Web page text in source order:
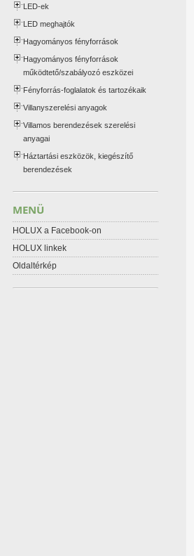
LED-ek
LED meghajtók
Hagyományos fényforrások
Hagyományos fényforrások
működtető/szabályozó eszközei
Fényforrás-foglalatok és tartozékaik
Villanyszerelési anyagok
Villamos berendezések szerelési
anyagai
Háztartási eszközök, kiegészítő
berendezések
MENÜ
HOLUX a Facebook-on
HOLUX linkek
Oldaltérkép